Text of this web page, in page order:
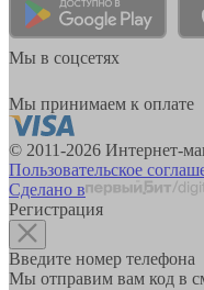
Мы в соцсетях
Мы принимаем к оплате
© 2011-2026 Интернет-
Пользовательское
Сделано в
Регистрация
Введите номер телефона
Мы отправим вам код в